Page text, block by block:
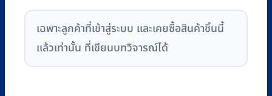
เฉพาะลูกค้าที่เข้าสู่ระบบ และเคยซื้อสินค้าชิ้นนี้
แล้วเท่านั้น ที่เขียนบทวิจารณ์ได้